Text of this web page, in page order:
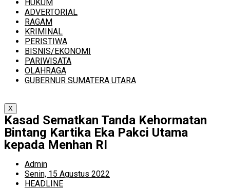
HUKUM
ADVERTORIAL
RAGAM
KRIMINAL
PERISTIWA
BISNIS/EKONOMI
PARIWISATA
OLAHRAGA
GUBERNUR SUMATERA UTARA
X
Kasad Sematkan Tanda Kehormatan
Bintang Kartika Eka Pakci Utama
kepada Menhan RI
Admin
Senin, 15 Agustus 2022
HEADLINE